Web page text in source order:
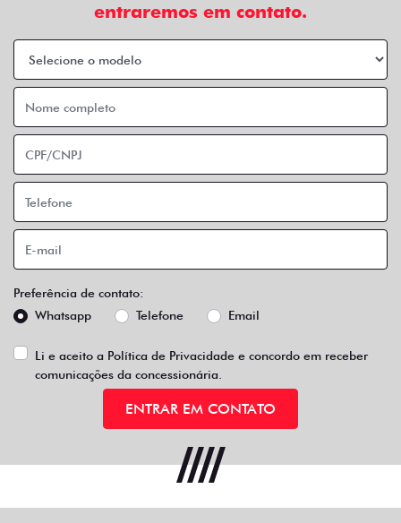
entraremos em contato.
Preferência de contato:
Whatsapp
Telefone Email
Li e aceito a Política de Privacidade e concordo em receber
comunicações da concessionária.
ENTRAR EM CONTATO